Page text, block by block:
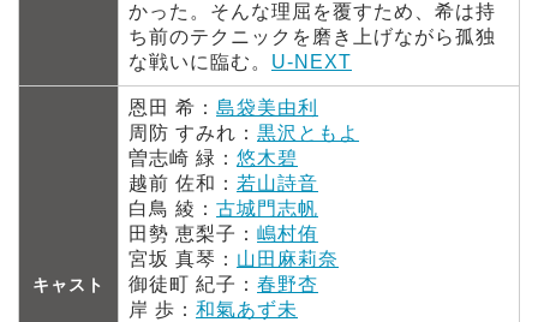
かった。そんな理屈を覆すため、希は持
ち前のテクニックを磨き上げながら孤独
な戦いに臨む。 U-NEXT
キャスト
恩田 希： 島袋美由利
周防 すみれ： 黒沢ともよ
曽志崎 緑： 悠木碧
越前 佐和： 若山詩音
白鳥 綾： 古城門志帆
田勢 恵梨子： 嶋村侑
宮坂 真琴： 山田麻莉奈
御徒町 紀子： 春野杏
岸 歩： 和氣あず未